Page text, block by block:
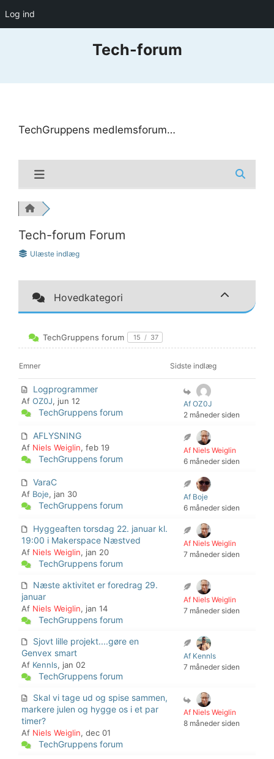
Log ind
Tech-forum
TechGruppens medlemsforum…
Tech-forum Forum
Ulæste indlæg
Hovedkategori
TechGruppens forum 15 / 37
Emner Sidste indlæg
Logprogrammer
Af OZ0J, jun 12
TechGruppens forum
Af OZ0J
2 måneder siden
AFLYSNING
Af Niels Weiglin, feb 19
TechGruppens forum
Af Niels Weiglin
6 måneder siden
VaraC
Af Boje, jan 30
TechGruppens forum
Af Boje
6 måneder siden
Hyggeaften torsdag 22. januar kl.
19:00 i Makerspace Næstved
Af Niels Weiglin, jan 20
TechGruppens forum
Af Niels Weiglin
7 måneder siden
Næste aktivitet er foredrag 29.
januar
Af Niels Weiglin, jan 14
TechGruppens forum
Af Niels Weiglin
7 måneder siden
Sjovt lille projekt....gøre en
Genvex smart
Af Kennls, jan 02
TechGruppens forum
Af Kennls
7 måneder siden
Skal vi tage ud og spise sammen,
markere julen og hygge os i et par
timer?
Af Niels Weiglin, dec 01
TechGruppens forum
Af Niels Weiglin
8 måneder siden